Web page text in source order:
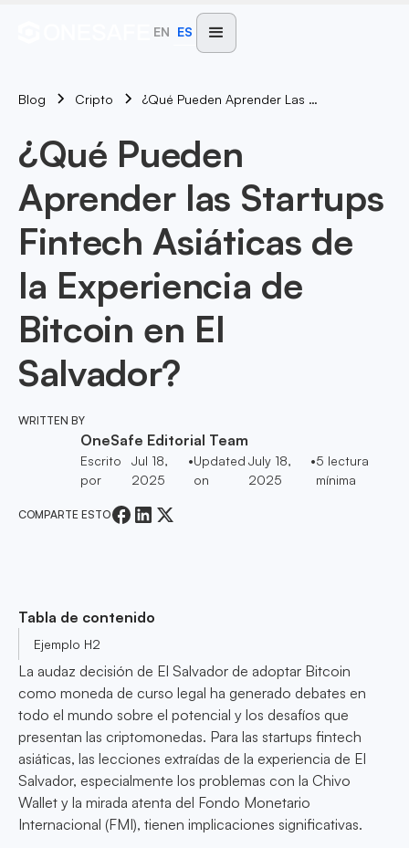
EN ES
Blog Cripto ¿Qué Pueden Aprender Las Startups Fintech Asiáticas De La Experiencia De Bitcoin En El Salvador?
¿Qué Pueden
Aprender las Startups
Fintech Asiáticas de
la Experiencia de
Bitcoin en El
Salvador?
WRITTEN BY
OneSafe Editorial Team
Escrito
por
Jul 18,
2025
•Updated
on
July 18,
2025
•5 lectura
mínima
COMPARTE ESTO
Tabla de contenido
Ejemplo H2
La audaz decisión de El Salvador de adoptar Bitcoin
como moneda de curso legal ha generado debates en
todo el mundo sobre el potencial y los desafíos que
presentan las criptomonedas. Para las startups fintech
asiáticas, las lecciones extraídas de la experiencia de El
Salvador, especialmente los problemas con la Chivo
Wallet y la mirada atenta del Fondo Monetario
Internacional (FMI), tienen implicaciones significativas.